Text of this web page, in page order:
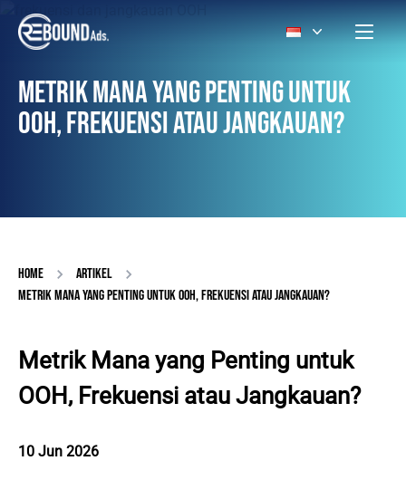
METRIK MANA YANG PENTING UNTUK
OOH, FREKUENSI ATAU JANGKAUAN?
HOME
ARTIKEL
METRIK MANA YANG PENTING UNTUK OOH, FREKUENSI ATAU JANGKAUAN?
Metrik Mana yang Penting untuk
OOH, Frekuensi atau Jangkauan?
10 Jun 2026